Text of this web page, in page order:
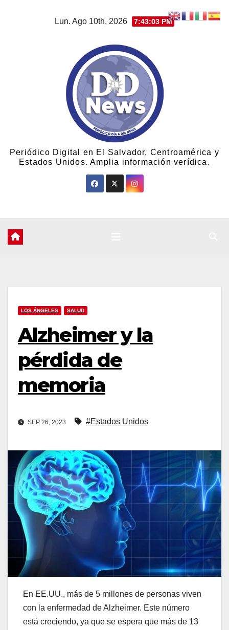
Lun. Ago 10th, 2026 7:43:04 PM
Periódico Digital en El Salvador, Centroamérica y
Estados Unidos. Amplia información verídica.
LOS ÁNGELES SALUD
Alzheimer y la
pérdida de
memoria
SEP 26, 2023 #Estados Unidos
En EE.UU., más de 5 millones de personas viven
con la enfermedad de Alzheimer. Este número
está creciendo, ya que se espera que más de 13